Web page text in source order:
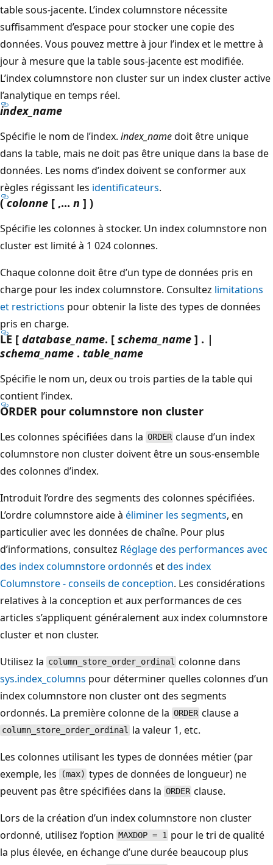
table sous-jacente. L’index columnstore nécessite
suffisamment d’espace pour stocker une copie des
données. Vous pouvez mettre à jour l’index et le mettre à
jour à mesure que la table sous-jacente est modifiée.
L’index columnstore non cluster sur un index cluster active
l’analytique en temps réel.
index_name
Spécifie le nom de l’index. index_namedoit être unique
dans la table, mais ne doit pas être unique dans la base de
données. Les noms d’index doivent se conformer aux
règles régissant les identificateurs.
(colonne [ ,... n ] )
Spécifie les colonnes à stocker. Un index columnstore non
cluster est limité à 1 024 colonnes.
Chaque colonne doit être d’un type de données pris en
charge pour les index columnstore. Consultez limitations
et restrictions pour obtenir la liste des types de données
pris en charge.
LE [ database_name. [ schema_name ] . |
schema_name . table_name
Spécifie le nom un, deux ou trois parties de la table qui
contient l’index.
ORDER pour columnstore non cluster
Les colonnes spécifiées dans la ORDER clause d’un index
columnstore non cluster doivent être un sous-ensemble
des colonnes d’index.
Introduit l’ordre des segments des colonnes spécifiées.
L’ordre columnstore aide à éliminer les segments, en
particulier avec les données de chaîne. Pour plus
d’informations, consultez Réglage des performances avec
des index columnstore ordonnés etdes index
Columnstore - conseils de conception. Les considérations
relatives à la conception et aux performances de ces
articles s’appliquent généralement aux index columnstore
cluster et non cluster.
Utilisez la column_store_order_ordinal colonne dans
sys.index_columns pour déterminer quelles colonnes d’un
index columnstore non cluster ont des segments
ordonnés. La première colonne de la ORDER clause a
column_store_order_ordinal la valeur 1, etc.
Les colonnes utilisant les types de données métier (par
exemple, les
(max) types de données de longueur) ne
peuvent pas être spécifiées dans la ORDER clause.
Lors de la création d’un index columnstore non cluster
ordonné, utilisez l’option MAXDOP = 1 pour le tri de qualité
la plus élevée, en échange d’une durée beaucoup plus